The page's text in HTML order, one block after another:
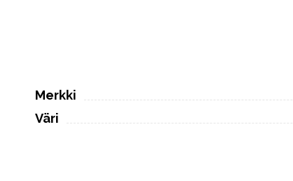
Merkki
Väri